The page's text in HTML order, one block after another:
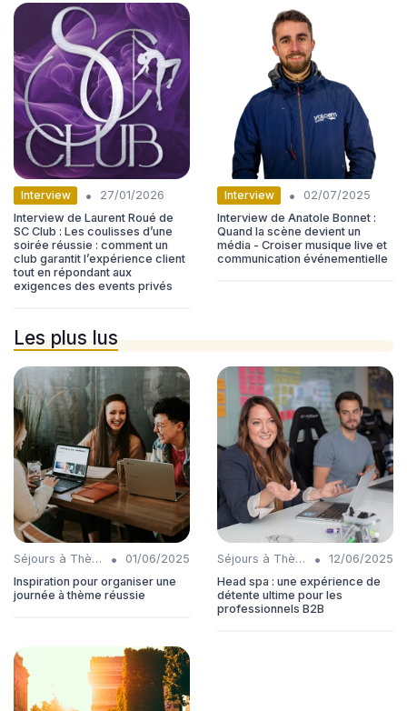
Interview •
27/01/2026
Interview de Laurent Roué de
SC Club : Les coulisses d’une
soirée réussie : comment un
club garantit l’expérience client
tout en répondant aux
exigences des events privés
Interview •
02/07/2025
Interview de Anatole Bonnet :
Quand la scène devient un
média - Croiser musique live et
communication événementielle
Les plus lus
Séjours à Thème •
01/06/2025
Inspiration pour organiser une
journée à thème réussie
Séjours à Thème •
12/06/2025
Head spa : une expérience de
détente ultime pour les
professionnels B2B